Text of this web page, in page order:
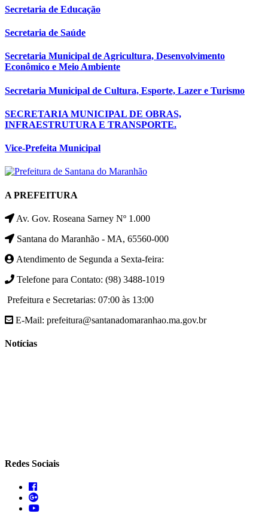
Secretaria de Educação
Secretaria de Saúde
Secretaria Municipal de Agricultura, Desenvolvimento
Econômico e Meio Ambiente
Secretaria Municipal de Cultura, Esporte, Lazer e Turismo
SECRETARIA MUNICIPAL DE OBRAS,
INFRAESTRUTURA E TRANSPORTE.
Vice-Prefeita Municipal
A PREFEITURA
Av. Gov. Roseana Sarney Nº 1.000
Santana do Maranhão - MA, 65560-000
Atendimento de Segunda a Sexta-feira:
Telefone para Contato: (98) 3488-1019
Prefeitura e Secretarias: 07:00 às 13:00
E-Mail: prefeitura@santanadomaranhao.ma.gov.br
Notícias
Redes Sociais